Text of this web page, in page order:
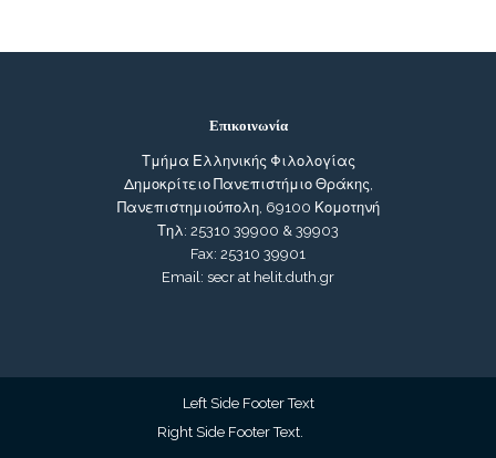
Επικοινωνία
Τμήμα Ελληνικής Φιλολογίας
Δημοκρίτειο Πανεπιστήμιο Θράκης,
Πανεπιστημιούπολη, 69100 Κομοτηνή
Τηλ: 25310 39900 & 39903
Fax: 25310 39901
Email: secr at helit.duth.gr
Left Side Footer Text
Right Side Footer Text.